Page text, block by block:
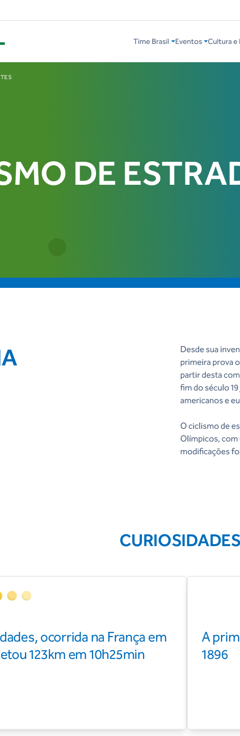
Time Brasil Eventos Cultura e
DE
Desde sua
primeira prova
partir desta
fim do século
americanos e
O ciclismo de
Olímpicos, com
modificações
CURIOSIDADES
ocorrida na França em
123km em 10h25min
A
1896